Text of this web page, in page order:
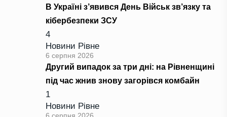
В Україні з’явився День Військ зв’язку та
кібербезпеки ЗСУ
4
Новини Рівне
6 серпня 2026
Другий випадок за три дні: на Рівненщині
під час жнив знову загорівся комбайн
1
Новини Рівне
6 серпня 2026